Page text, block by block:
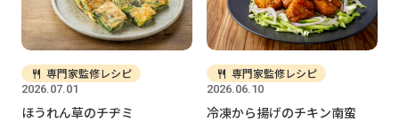
2026.07.01
専門家監修レシピ
ほうれん草のチヂミ
2026.06.10
専門家監修レシピ
冷凍から揚げのチキン南蛮